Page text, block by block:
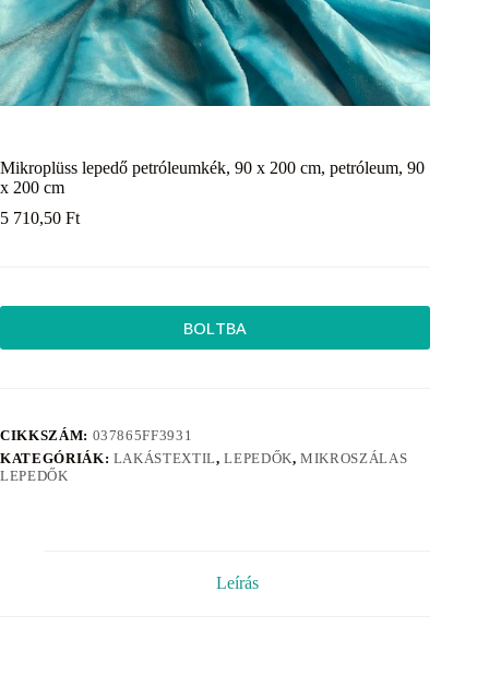
Mikroplüss lepedő petróleumkék, 90 x 200 cm, petróleum, 90
x 200 cm
5 710,50 Ft
BOLTBA
CIKKSZÁM: 037865FF3931
KATEGÓRIÁK: LAKÁSTEXTIL,LEPEDŐK,MIKROSZÁLAS
LEPEDŐK
Leírás